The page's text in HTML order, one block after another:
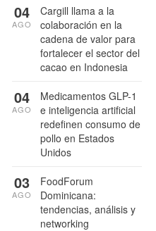
Cargill llama a la
colaboración en la
cadena de valor para
fortalecer el sector del
cacao en Indonesia
04
AGO
Medicamentos GLP-1
e inteligencia artificial
redefinen consumo de
pollo en Estados
Unidos
04
AGO
FoodForum
Dominicana:
tendencias, análisis y
networking
03
AGO